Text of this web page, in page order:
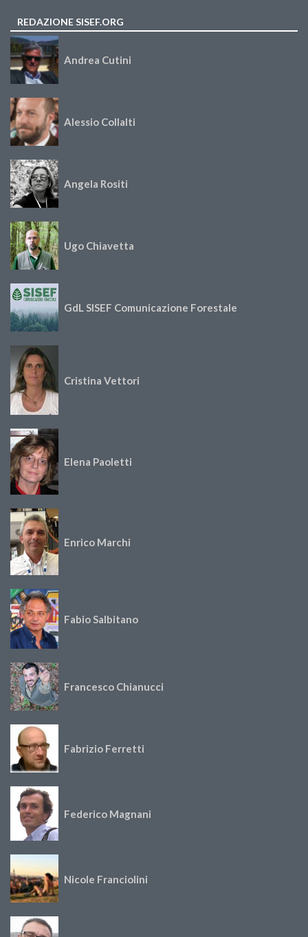
REDAZIONE SISEF.ORG
Andrea Cutini
Alessio Collalti
Angela Rositi
Ugo Chiavetta
GdL SISEF Comunicazione Forestale
Cristina Vettori
Elena Paoletti
Enrico Marchi
Fabio Salbitano
Francesco Chianucci
Fabrizio Ferretti
Federico Magnani
Nicole Franciolini